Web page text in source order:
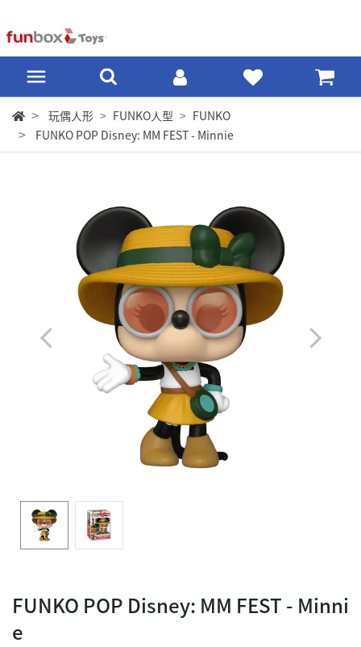
玩偶人形 FUNKO人型
FUNKO
FUNKO POP Disney: MM FEST - Minnie
FUNKO POP Disney: MM FEST - Minni
e